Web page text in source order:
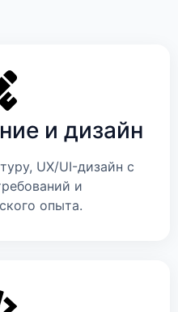
и дизайн
UX/UI-дизайн с
и
опыта.